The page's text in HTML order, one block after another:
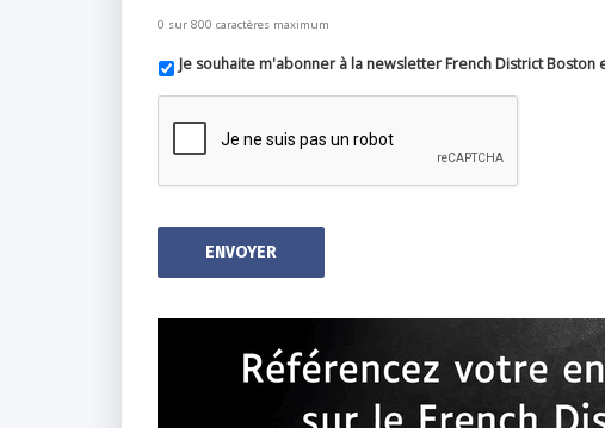
0 sur 800 caractères maximum
Je souhaite m'abonner à la newsletter French District